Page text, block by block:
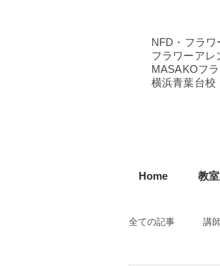
NFD・フラワ
フラワーアレ
MASAKOフ
横浜青葉台校
Home 教
全ての記事 講